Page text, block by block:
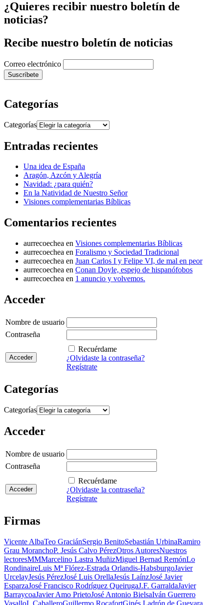
¿Quieres recibir nuestro boletín de
noticias?
Recibe nuestro boletín de noticias
Correo electrónico
Categorías
Categorías
Entradas recientes
Una idea de España
Aragón, Azcón y Alegría
Navidad: ¿para quién?
En la Natividad de Nuestro Señor
Visiones complementarias Bíblicas
Comentarios recientes
aurrecoechea en Visiones complementarias Bíblicas
aurrecoechea en Foralismo y Sociedad Tradicional
aurrecoechea en Juan Carlos I y Felipe VI, de mal en peor
aurrecoechea en Conan Doyle, espejo de hispanófobos
aurrecoechea en 1 anuncio y volvemos.
Acceder
Nombre de usuario
Contraseña
Recuérdame
¿Olvidaste la contraseña?
Regístrate
Categorías
Categorías
Acceder
Nombre de usuario
Contraseña
Recuérdame
¿Olvidaste la contraseña?
Regístrate
Firmas
Vicente AlbaTeo GraciánSergio BenitoSebastián UrbinaRamiro
Grau MoranchoP. Jesús Calvo PérezOtros AutoresNuestros
lectoresMMMarcelino Lastra MuñizMiguel Bernad RemónLo
RondinaireLuis Mª Flórez-Estrada Orlandis-HabsburgoJavier
UrcelayJesús PérezJosé Luis OrellaJesús LaínzJosé Javier
EsparzaJosé Francisco Rodríguez QueirugaJ.F. GarraldaJavier
BarraycoaJavier Amo PrietoJosé Antonio BielsaIván Guerrero
VasalloI. CaballeroGuillermo RocafortGinés Ladrón de Guevara